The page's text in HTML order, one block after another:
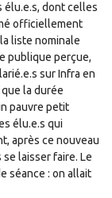
élu.e.s, dont celles
officiellement
liste nominale
publique perçue,
sur Infra en
la durée
pauvre petit
élu.e.s qui
après ce nouveau
se laisser faire. Le
séance : on allait